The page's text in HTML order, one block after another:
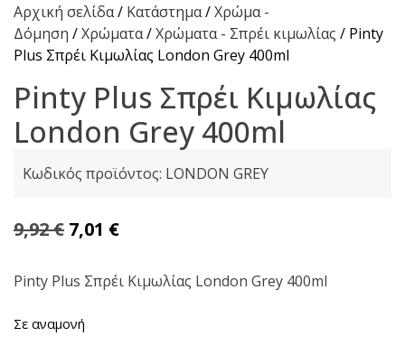
Αρχική σελίδα/ Κατάστημα/Χρώμα -
Δόμηση /Χρώματα/Χρώματα - Σπρέι κιμωλίας / Pinty
Plus Σπρέι Κιμωλίας London Grey 400ml
Pinty Plus Σπρέι Κιμωλίας
London Grey 400ml
Κωδικός προϊόντος: LONDON GREY
9,92€ Original
was:
7,01 €Η
τιμή
Pinty Plus Σπρέι Κιμωλίας London Grey 400ml
Σε αναμονή